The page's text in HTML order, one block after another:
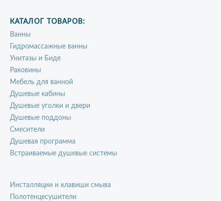
КАТАЛОГ ТОВАРОВ:
Ванны
Гидромассажные ванны
Унитазы и Биде
Раковины
Мебель для ванной
Душевые кабины
Душевые уголки и двери
Душевые поддоны
Смесители
Душевая программа
Встраиваемые душевые системы
Инсталляции и клавиши смыва
Полотенцесушители